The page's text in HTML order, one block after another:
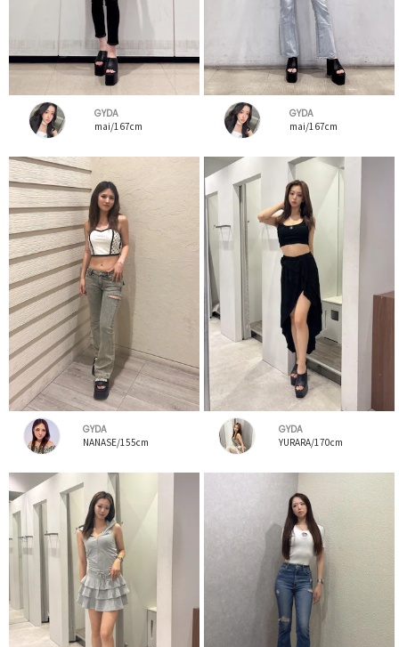
GYDA
mai/167cm
GYDA
mai/167cm
GYDA
NANASE/155cm
GYDA
YURARA/170cm